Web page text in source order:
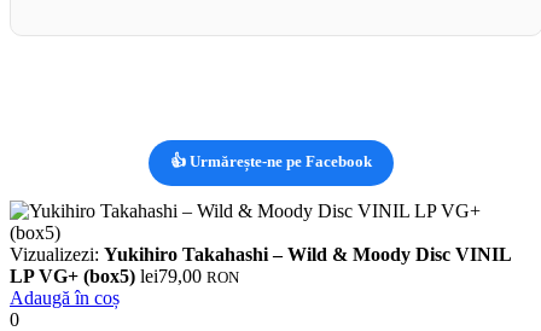
👍 Urmărește-ne pe Facebook
Vizualizezi: Yukihiro Takahashi – Wild & Moody Disc VINIL
LP VG+ (box5) lei79,00 RON
Adaugă în coș
0